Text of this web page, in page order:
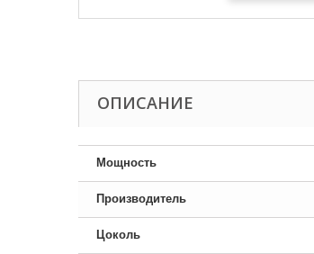
ОПИСАНИЕ
Мощность
Производитель
Цоколь